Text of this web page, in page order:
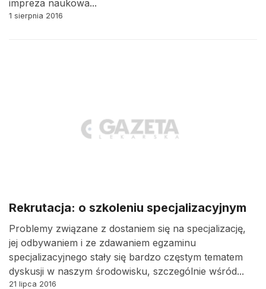
impreza naukowa...
1 sierpnia 2016
Rekrutacja: o szkoleniu specjalizacyjnym
Problemy związane z dostaniem się na specjalizację,
jej odbywaniem i ze zdawaniem egzaminu
specjalizacyjnego stały się bardzo częstym tematem
dyskusji w naszym środowisku, szczególnie wśród...
21 lipca 2016